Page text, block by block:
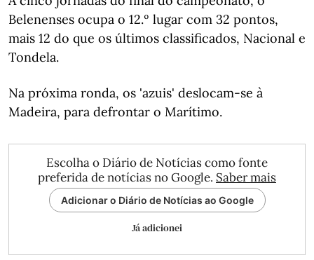
Belenenses ocupa o 12.º lugar com 32 pontos,
mais 12 do que os últimos classificados, Nacional e
Tondela.
Na próxima ronda, os 'azuis' deslocam-se à
Madeira, para defrontar o Marítimo.
Escolha o Diário de Notícias como fonte
preferida de notícias no Google. Saber mais
Adicionar o Diário de Notícias ao Google
Já adicionei